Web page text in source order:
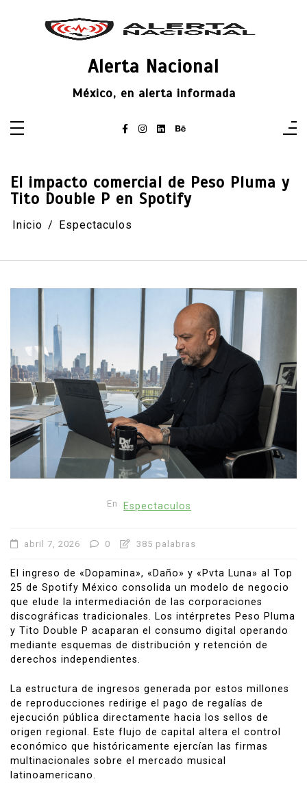
Alerta Nacional
México, en alerta informada
El impacto comercial de Peso Pluma y
Tito Double P en Spotify
Inicio Espectaculos
En Espectaculos
abril 7, 2026 0 385 palabras
El ingreso de «Dopamina», «Daño» y «Pvta Luna» al Top
25 de Spotify México consolida un modelo de negocio
que elude la intermediación de las corporaciones
discográficas tradicionales. Los intérpretes Peso Pluma
y Tito Double P acaparan el consumo digital operando
mediante esquemas de distribución y retención de
derechos independientes.
La estructura de ingresos generada por estos millones
de reproducciones redirige el pago de regalías de
ejecución pública directamente hacia los sellos de
origen regional. Este flujo de capital altera el control
económico que históricamente ejercían las firmas
multinacionales sobre el mercado musical
latinoamericano.